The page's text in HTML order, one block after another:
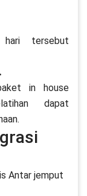
tersebut
in house
dapat
Antar jemput